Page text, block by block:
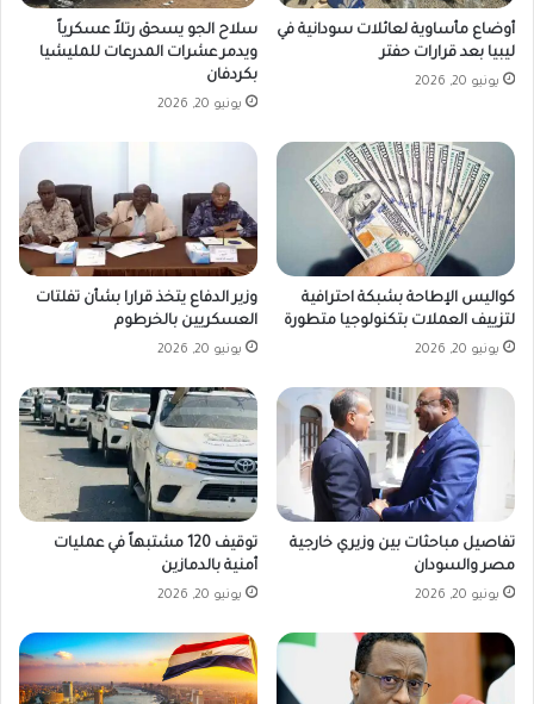
أوضاع مأساوية لعائلات سودانية في
ليبيا بعد قرارات حفتر
يونيو 20, 2026
سلاح الجو يسحق رتلاً عسكرياً
ويدمر عشرات المدرعات للمليشيا
بكردفان
يونيو 20, 2026
كواليس الإطاحة بشبكة احترافية
لتزييف العملات بتكنولوجيا متطورة
يونيو 20, 2026
وزير الدفاع يتخذ قرارا بشأن تفلتات
العسكريين بالخرطوم
يونيو 20, 2026
تفاصيل مباحثات بين وزيري خارجية
مصر والسودان
يونيو 20, 2026
توقيف 120 مشتبهاً في عمليات
أمنية بالدمازين
يونيو 20, 2026